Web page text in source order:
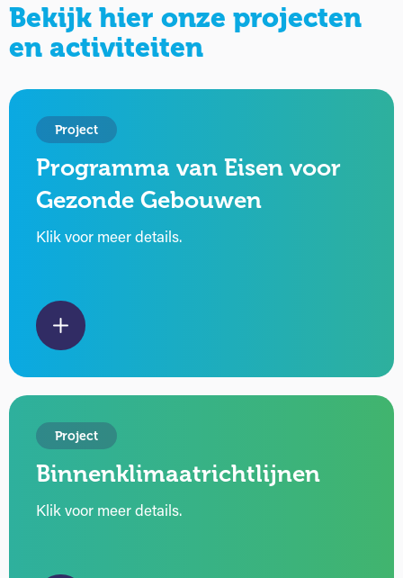
Bekijk hier onze projecten
en activiteiten
Project
Programma van Eisen voor
Gezonde Gebouwen
Klik voor meer details.
Project
Binnenklimaatrichtlijnen
Klik voor meer details.